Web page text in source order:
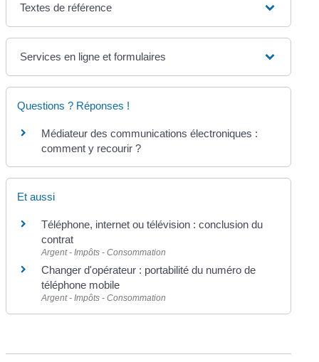
Textes de référence
Services en ligne et formulaires
Questions ? Réponses !
Médiateur des communications électroniques :
comment y recourir ?
Et aussi
Téléphone, internet ou télévision : conclusion du
contrat
Argent - Impôts - Consommation
Changer d'opérateur : portabilité du numéro de
téléphone mobile
Argent - Impôts - Consommation